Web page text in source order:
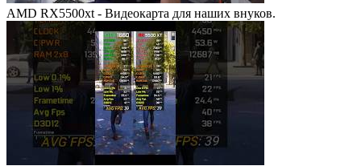
AMD RX5500xt - Видеокарта для наших внуков.